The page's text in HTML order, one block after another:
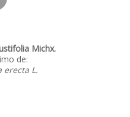
Michx.
de:
erecta L.